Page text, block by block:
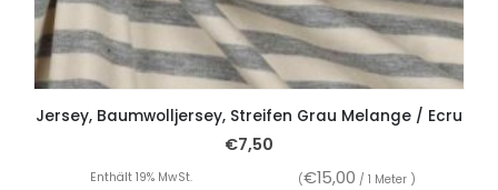
Jersey, Baumwolljersey, Streifen Grau Melange / Ecru
€7,50
Enthält 19% MwSt. (€15,00 / 1 Meter )